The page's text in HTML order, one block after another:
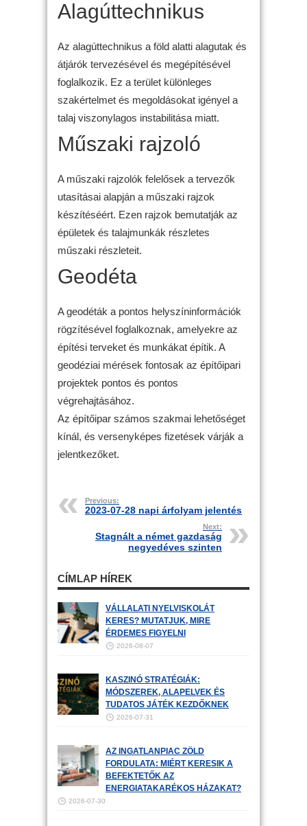
Alagúttechnikus
Az alagúttechnikus a föld alatti alagutak és
átjárók tervezésével és megépítésével
foglalkozik. Ez a terület különleges
szakértelmet és megoldásokat igényel a
talaj viszonylagos instabilitása miatt.
Műszaki rajzoló
A műszaki rajzolók felelősek a tervezők
utasításai alapján a műszaki rajzok
készítéséért. Ezen rajzok bemutatják az
épületek és talajmunkák részletes
műszaki részleteit.
Geodéta
A geodéták a pontos helyszíninformációk
rögzítésével foglalkoznak, amelyekre az
építési terveket és munkákat építik. A
geodéziai mérések fontosak az építőipari
projektek pontos és pontos
végrehajtásához.
Az építőipar számos szakmai lehetőséget
kínál, és versenyképes fizetések várják a
jelentkezőket.
Previous:
2023-07-28 napi árfolyam jelentés
Next:
Stagnált a német gazdaság
negyedéves szinten
CÍMLAP HÍREK
VÁLLALATI NYELVISKOLÁT
KERES? MUTATJUK, MIRE
ÉRDEMES FIGYELNI
2026-08-07
KASZINÓ STRATÉGIÁK:
MÓDSZEREK, ALAPELVEK ÉS
TUDATOS JÁTÉK KEZDŐKNEK
2026-07-31
AZ INGATLANPIAC ZÖLD
FORDULATA: MIÉRT KERESIK A
BEFEKTETŐK AZ
ENERGIATAKARÉKOS HÁZAKAT?
2026-07-30